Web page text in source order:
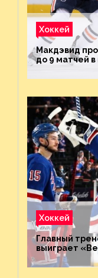
Хоккей
Макдэвид
до 9 матчей
Хоккей
Главный
выиграет
невероятен